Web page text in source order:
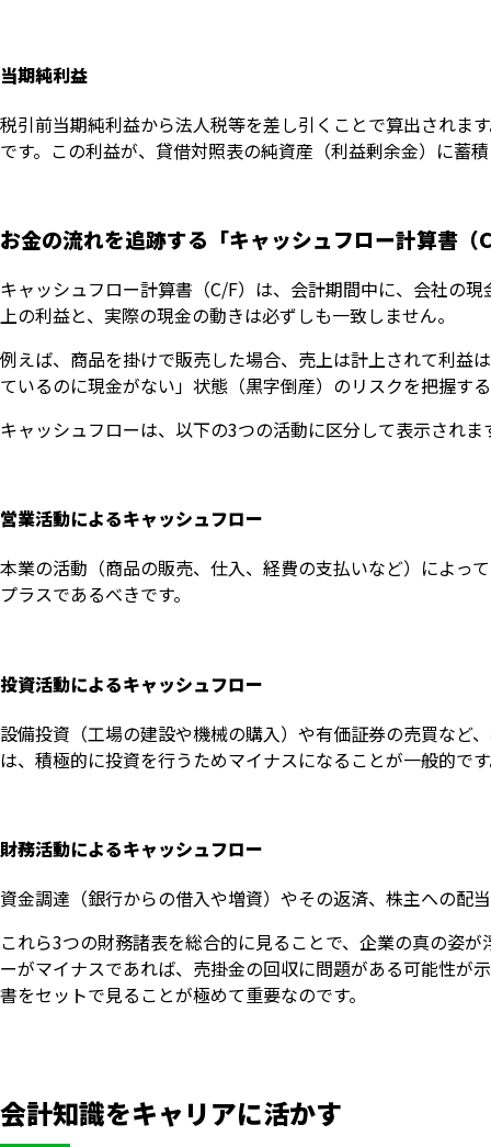
当期純利益
税引前当期純利益から法人税等を差し引くことで算出されま
です。この利益が、貸借対照表の純資産（利益剰余金）に蓄
お金の流れを追跡する「キャッシュフロー計算書（
キャッシュフロー計算書（C/F）は、会計期間中に、会社の
上の利益と、実際の現金の動きは必ずしも一致しません。
例えば、商品を掛けで販売した場合、売上は計上されて利益
ているのに現金がない」状態（黒字倒産）のリスクを把握す
キャッシュフローは、以下の3つの活動に区分して表示されま
営業活動によるキャッシュフロー
本業の活動（商品の販売、仕入、経費の支払いなど）によっ
プラスであるべきです。
投資活動によるキャッシュフロー
設備投資（工場の建設や機械の購入）や有価証券の売買など
は、積極的に投資を行うためマイナスになることが一般的で
財務活動によるキャッシュフロー
資金調達（銀行からの借入や増資）やその返済、株主への配
これら3つの財務諸表を総合的に見ることで、企業の真の姿
ーがマイナスであれば、売掛金の回収に問題がある可能性が
書をセットで見ることが極めて重要なのです。
会計知識をキャリアに活かす